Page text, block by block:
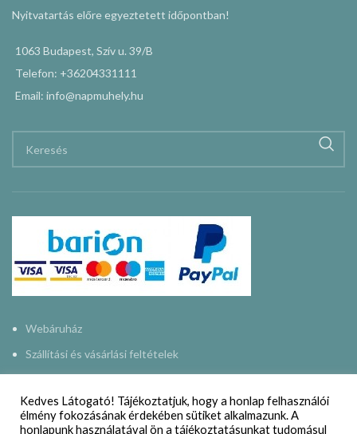
Nyitvatartás előre egyeztetett időpontban!
1063 Budapest, Szív u. 39/B
Telefon: +36204331111
Email: info@napmuhely.hu
Webáruház
Szállítási és vásárlási feltételek
Impresszum
Kapcsolat
Kedves Látogató! Tájékoztatjuk, hogy a honlap felhasználói
élmény fokozásának érdekében sütiket alkalmazunk. A
honlapunk használatával ön a tájékoztatásunkat tudomásul